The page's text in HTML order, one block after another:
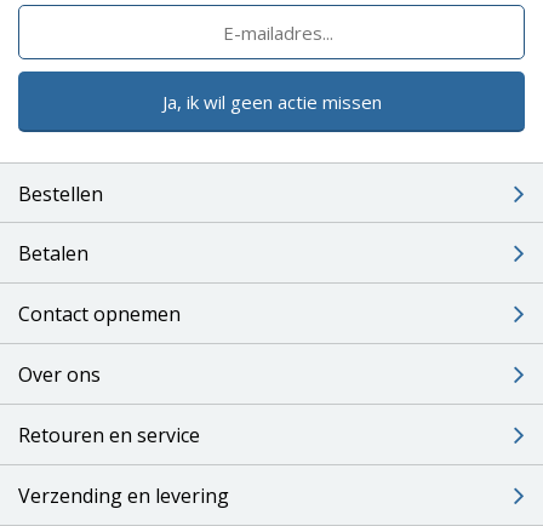
Ja, ik wil geen actie missen
Bestellen
Betalen
Contact opnemen
Over ons
Retouren en service
Verzending en levering